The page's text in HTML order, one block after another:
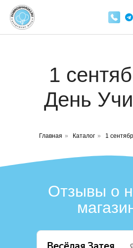
День Учителя
Главная » Каталог » 1
Отзывы о